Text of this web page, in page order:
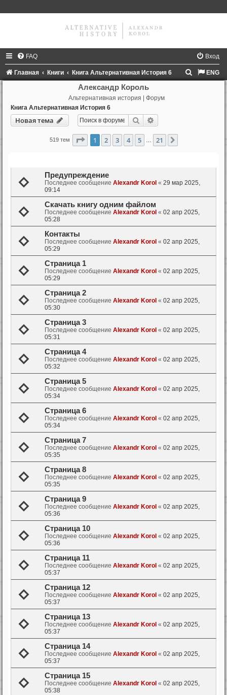
FAQ Вход
Главная Книги Книга Альтернативная История 6 ENG
Александр Король
Альтернативная история | Форум
Книга Альтернативная История 6
Новая тема Поиск
519 тем Страница из 21
1 2 3 4 5 21
Предупреждение
Последнее сообщение Alexandr Korol « 29 мар 2025,
09:14
Скачать книгу одним файлом
Последнее сообщение Alexandr Korol « 02 апр 2025,
05:28
Контакты
Последнее сообщение Alexandr Korol « 02 апр 2025,
05:29
Страница 1
Последнее сообщение Alexandr Korol « 02 апр 2025,
05:29
Страница 2
Последнее сообщение Alexandr Korol « 02 апр 2025,
05:30
Страница 3
Последнее сообщение Alexandr Korol « 02 апр 2025,
05:31
Страница 4
Последнее сообщение Alexandr Korol « 02 апр 2025,
05:32
Страница 5
Последнее сообщение Alexandr Korol « 02 апр 2025,
05:34
Страница 6
Последнее сообщение Alexandr Korol « 02 апр 2025,
05:34
Страница 7
Последнее сообщение Alexandr Korol « 02 апр 2025,
05:35
Страница 8
Последнее сообщение Alexandr Korol « 02 апр 2025,
05:35
Страница 9
Последнее сообщение Alexandr Korol « 02 апр 2025,
05:36
Страница 10
Последнее сообщение Alexandr Korol « 02 апр 2025,
05:36
Страница 11
Последнее сообщение Alexandr Korol « 02 апр 2025,
05:37
Страница 12
Последнее сообщение Alexandr Korol « 02 апр 2025,
05:37
Страница 13
Последнее сообщение Alexandr Korol « 02 апр 2025,
05:37
Страница 14
Последнее сообщение Alexandr Korol « 02 апр 2025,
05:37
Страница 15
Последнее сообщение Alexandr Korol « 02 апр 2025,
05:38